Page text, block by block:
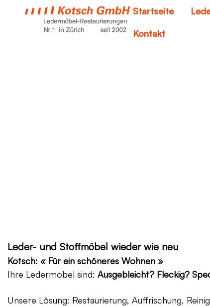
Startseite
Kontakt
Leder- und Stoffmöbel wieder wie neu
Kotsch: « Für ein schöneres Wohnen »
Ihre Ledermöbel sind: Ausgebleicht? Fleckig?
Unsere Lösung: Restaurierung, Auffrischung,